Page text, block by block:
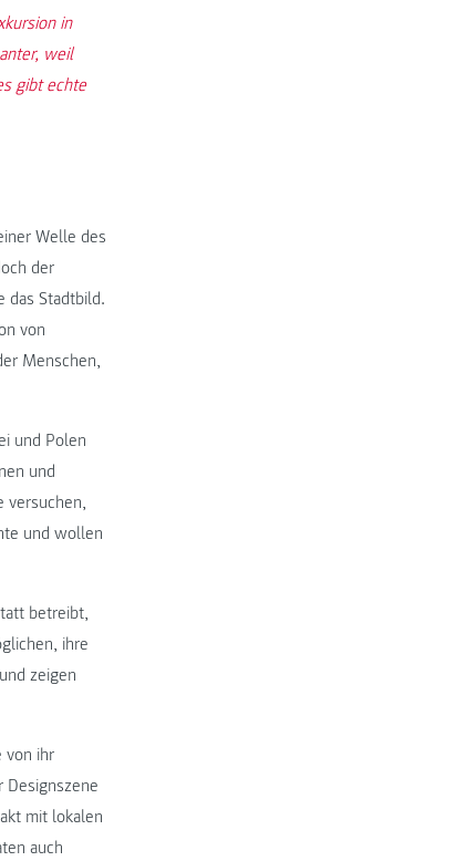
in
weil
gibt echte
Welle des
der
das Stadtbild.
von
Menschen,
und Polen
und
versuchen,
und wollen
betreibt,
ihre
zeigen
von ihr
Designszene
mit lokalen
auch